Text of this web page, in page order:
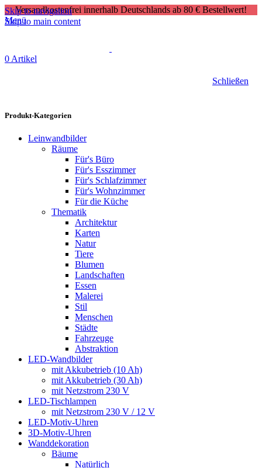
Skip to navigation
Skip to main content
Versandkostenfrei innerhalb Deutschlands ab 80 € Bestellwert!
Menü
0 Artikel
Schließen
Produkt-Kategorien
Leinwandbilder
Räume
Für's Büro
Für's Esszimmer
Für's Schlafzimmer
Für's Wohnzimmer
Für die Küche
Thematik
Architektur
Karten
Natur
Tiere
Blumen
Landschaften
Essen
Malerei
Stil
Menschen
Städte
Fahrzeuge
Abstraktion
LED-Wandbilder
mit Akkubetrieb (10 Ah)
mit Akkubetrieb (30 Ah)
mit Netzstrom 230 V
LED-Tischlampen
mit Netzstrom 230 V / 12 V
LED-Motiv-Uhren
3D-Motiv-Uhren
Wanddekoration
Bäume
Natürlich